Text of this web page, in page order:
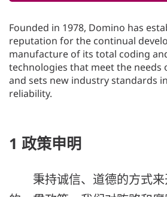
Founded in 1978, Domino has
reputation for the continual
manufacture of its total coding
technologies that meet the needs
and sets new industry standards
reliability.
1 政策申明
秉持诚信、道德的方式来